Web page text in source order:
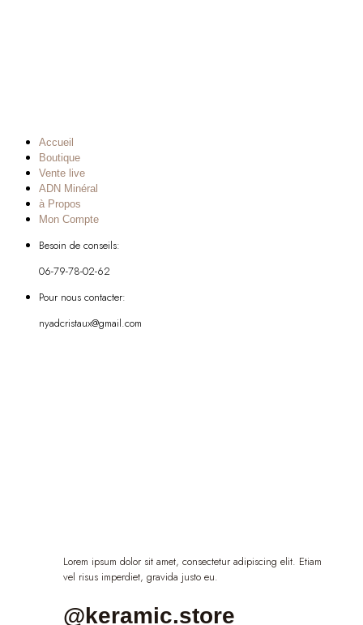
Accueil
Boutique
Vente live
ADN Minéral
à Propos
Mon Compte
Besoin de conseils:
06-79-78-02-62
Pour nous contacter:
nyadcristaux@gmail.com
Lorem ipsum dolor sit amet, consectetur adipiscing elit. Etiam
vel risus imperdiet, gravida justo eu.
@keramic.store